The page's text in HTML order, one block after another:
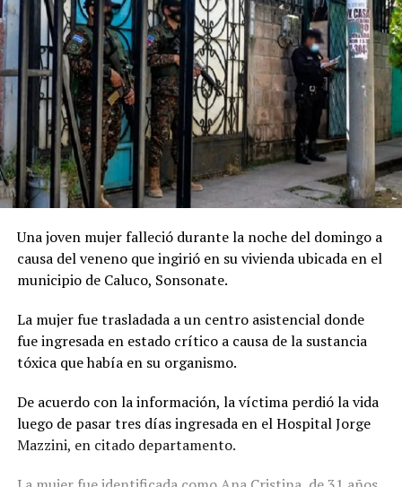
Una joven mujer falleció durante la noche del domingo a
causa del veneno que ingirió en su vivienda ubicada en el
municipio de Caluco, Sonsonate.
La mujer fue trasladada a un centro asistencial donde
fue ingresada en estado crítico a causa de la sustancia
tóxica que había en su organismo.
De acuerdo con la información, la víctima perdió la vida
luego de pasar tres días ingresada en el Hospital Jorge
Mazzini, en citado departamento.